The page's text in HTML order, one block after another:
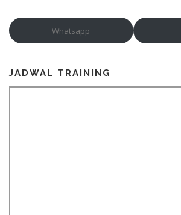
Whatsapp
JADWAL TRAINING